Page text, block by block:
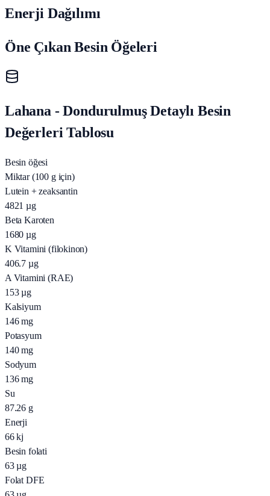
Enerji Dağılımı
Öne Çıkan Besin Öğeleri
Lahana - Dondurulmuş Detaylı Besin
Değerleri Tablosu
Besin öğesi
Miktar (100 g için)
Lutein + zeaksantin
4821 µg
Beta Karoten
1680 µg
K Vitamini (filokinon)
406.7 µg
A Vitamini (RAE)
153 µg
Kalsiyum
146 mg
Potasyum
140 mg
Sodyum
136 mg
Su
87.26 g
Enerji
66 kj
Besin folati
63 µg
Folat DFE